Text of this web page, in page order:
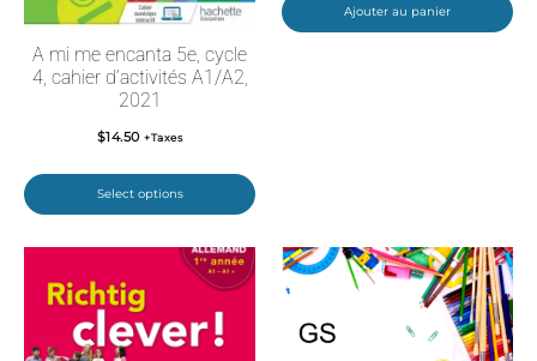
A mi me encanta 5e, cycle
4, cahier d’activités A1/A2,
2021
$14.50 +Taxes
Select options
Ajouter au panier